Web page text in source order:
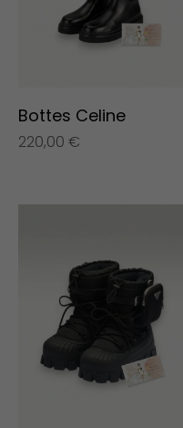
Bottes Celine
220,00 €